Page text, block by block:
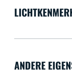
ANDERE